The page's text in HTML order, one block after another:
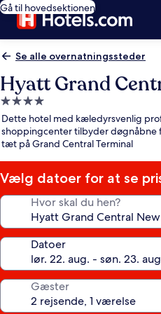
Gå til hovedsektionen
Se alle overnatningssteder
Hyatt Grand
4.0-
stjernet
overnatningssted
Dette hotel med kæledyrsvenlig
shoppingcenter tilbyder døgnåbne
tæt på Grand Central Terminal
Vælg datoer for at se
Hvor skal du hen?
Datoer
Gæster